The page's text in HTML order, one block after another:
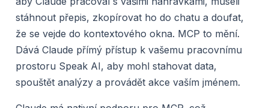
stáhnout přepis, zkopírovat ho do chatu a doufat,
že se vejde do kontextového okna. MCP to mění.
Dává Claude přímý přístup k vašemu pracovnímu
prostoru Speak AI, aby mohl stahovat data,
spouštět analýzy a provádět akce vaším jménem.